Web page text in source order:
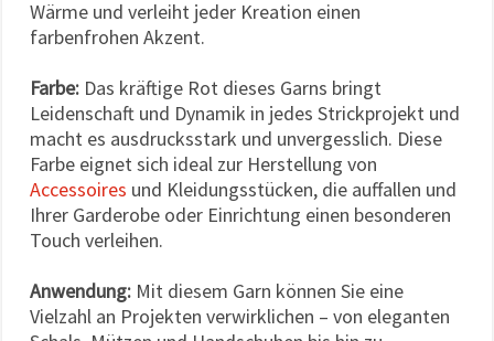
Wärme und verleiht jeder Kreation einen
farbenfrohen Akzent.
Farbe: Das kräftige Rot dieses Garns bringt
Leidenschaft und Dynamik in jedes Strickprojekt und
macht es ausdrucksstark und unvergesslich. Diese
Farbe eignet sich ideal zur Herstellung von
Accessoires und Kleidungsstücken, die auffallen und
Ihrer Garderobe oder Einrichtung einen besonderen
Touch verleihen.
Anwendung: Mit diesem Garn können Sie eine
Vielzahl an Projekten verwirklichen – von eleganten